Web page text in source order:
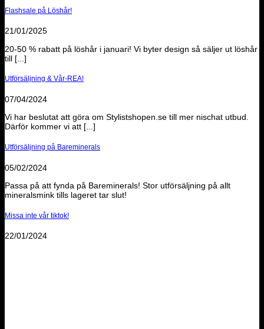
Flashsale på Löshår!
21/01/2025
20-50 % rabatt på löshår i januari! Vi byter design så säljer ut löshår
till [...]
Utförsäljning & Vår-REA!
07/04/2024
Vi har beslutat att göra om Stylistshopen.se till mer nischat utbud.
Därför kommer vi att [...]
Utförsäljning på Bareminerals
05/02/2024
Passa på att fynda på Bareminerals! Stor utförsäljning på allt
mineralsmink tills lageret tar slut!
Missa inte vår tiktok!
22/01/2024